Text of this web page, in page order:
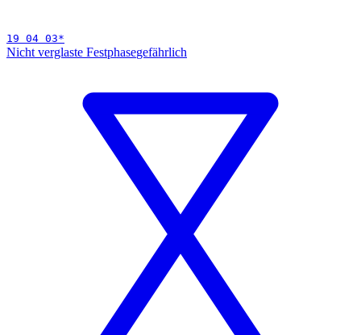
19 04 03*
Nicht verglaste Festphasegefährlich